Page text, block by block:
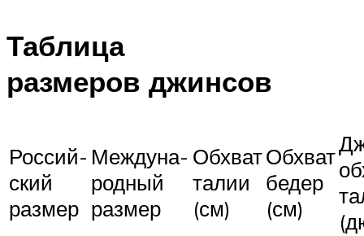
Таблица
размеров джинсов
Россий-
ский
размер
Междуна-
родный
размер
Обхват
талии
(см)
Обхват
бедер
(см)